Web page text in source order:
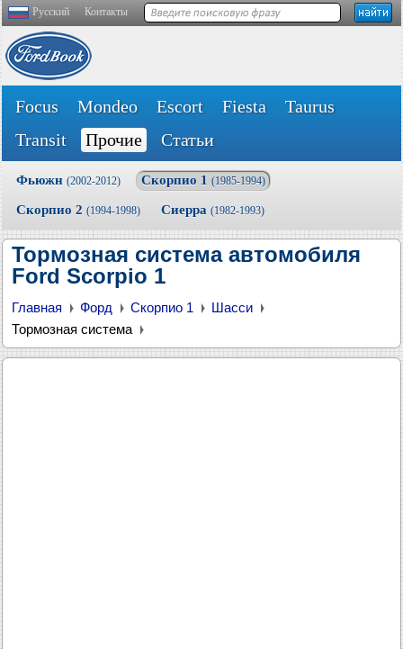
Русский Контакты
Focus Mondeo Escort Fiesta
Taurus
Transit
Прочие Статьи
Фьюжн (2002-2012) Скорпио 1 (1985-1994)
Скорпио 2 (1994-1998) Сиерра (1982-1993)
Тормозная система автомобиля
Ford Scorpio 1
Главная Форд Скорпио 1
Шасси
Тормозная система